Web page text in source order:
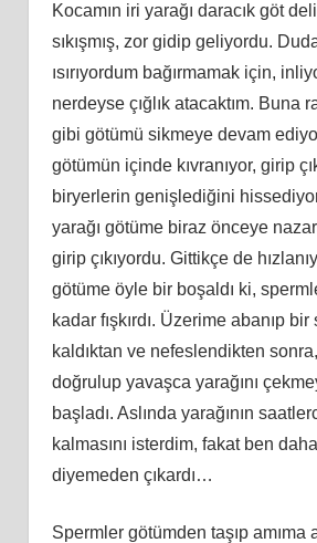
Kocamın iri yarağı daracık göt
sıkışmış, zor gidip geliyordu.
ısırıyordum bağırmamak için,
nerdeyse çığlık atacaktım. Buna
gibi götümü sikmeye devam
götümün içinde kıvranıyor, girip
biryerlerin genişlediğini
yarağı götüme biraz önceye
girip çıkıyordu. Gittikçe de
götüme öyle bir boşaldı ki,
kadar fışkırdı. Üzerime abanıp
kaldıktan ve nefeslendikten
doğrulup yavaşca yarağını
başladı. Aslında yarağının
kalmasını isterdim, fakat ben daha
diyemeden çıkardı…
Spermler götümden taşıp amıma